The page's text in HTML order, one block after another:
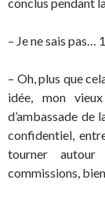
– Je ne sais pas…
– Oh, plus que
idée, mon
d’ambassade
confidentiel,
tourner
commissions,